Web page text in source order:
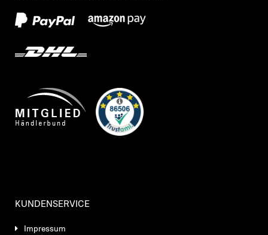
KUNDENSERVICE
Impressum